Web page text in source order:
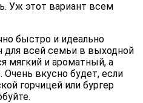
Уж этот вариант всем
быстро и идеально
для всей семьи в выходной
мягкий и ароматный, а
вкусно будет, если
горчицей или бургер